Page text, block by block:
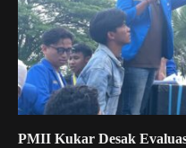
PMII Kukar Desak